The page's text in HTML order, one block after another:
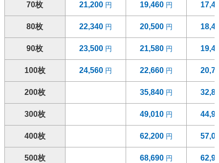
70枚 21,200 19,460
80枚 22,340 20,500
90枚 23,500 21,580
100枚 24,560 22,660
200枚 35,840
300枚 49,010
400枚 62,200
500枚 68,690